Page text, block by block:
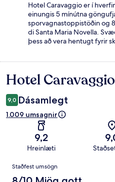
Hotel Caravaggio er í
einungis 5 mínútna
sporvagnastoppistöðin og
di Santa Maria Novella.
þess að vera hentugt fyrir
Umsagnir
Hotel
9,0 Dásamlegt
1.009 umsagnir
9,2
Hreinlæti
Umsagnir
Staðfest umsögn